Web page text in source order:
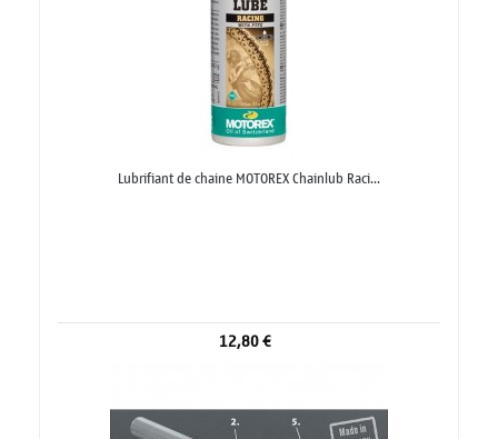
Lubrifiant de chaine MOTOREX Chainlub Raci...
12,80 €